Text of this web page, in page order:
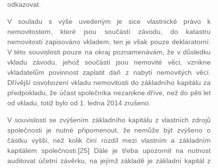
odkazovat.
V souladu s výše uvedeným je sice vlastnické právo k
nemovitostem, které jsou součástí závodu, do katastru
nemovitostí zapisováno vkladem, ten je však pouze deklaratorní.
V této souvislosti pouze na okraj poznamenávám, že v důsledku
vkladu závodu, jehož součástí jsou nemovité věci, vznikne
vkladatelům povinnost zaplatit daň z nabytí nemovitých věcí.
Dřívější osvobození vkladu nemovitosti do základního kapitálu za
předpokladu, že účast společníka nezanikne dříve, než do pěti let
od vkladu, totiž bylo od 1. ledna 2014 zrušeno.
V souvislosti se zvýšením základního kapitálu z vlastních zdrojů
společnosti je nutné připomenout, že nemůže být zvýšeno o
částku vyšší, než kolik činí rozdíl mezi vlastním a základním
kapitálem společnosti.[25] Dále je třeba upozornit na nutnost
auditovat účetní závěrku, na jejímž základě je základní kapitál z